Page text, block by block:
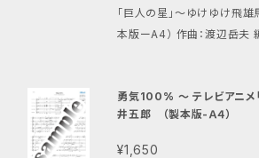
「巨人の星」〜ゆけゆけ飛
本版ーA4） 作曲：渡辺岳夫
ー、ギタロン、擬音
勇気100% 〜 テレビアニ
井五郎 （製本版-Ａ４）
¥1,650